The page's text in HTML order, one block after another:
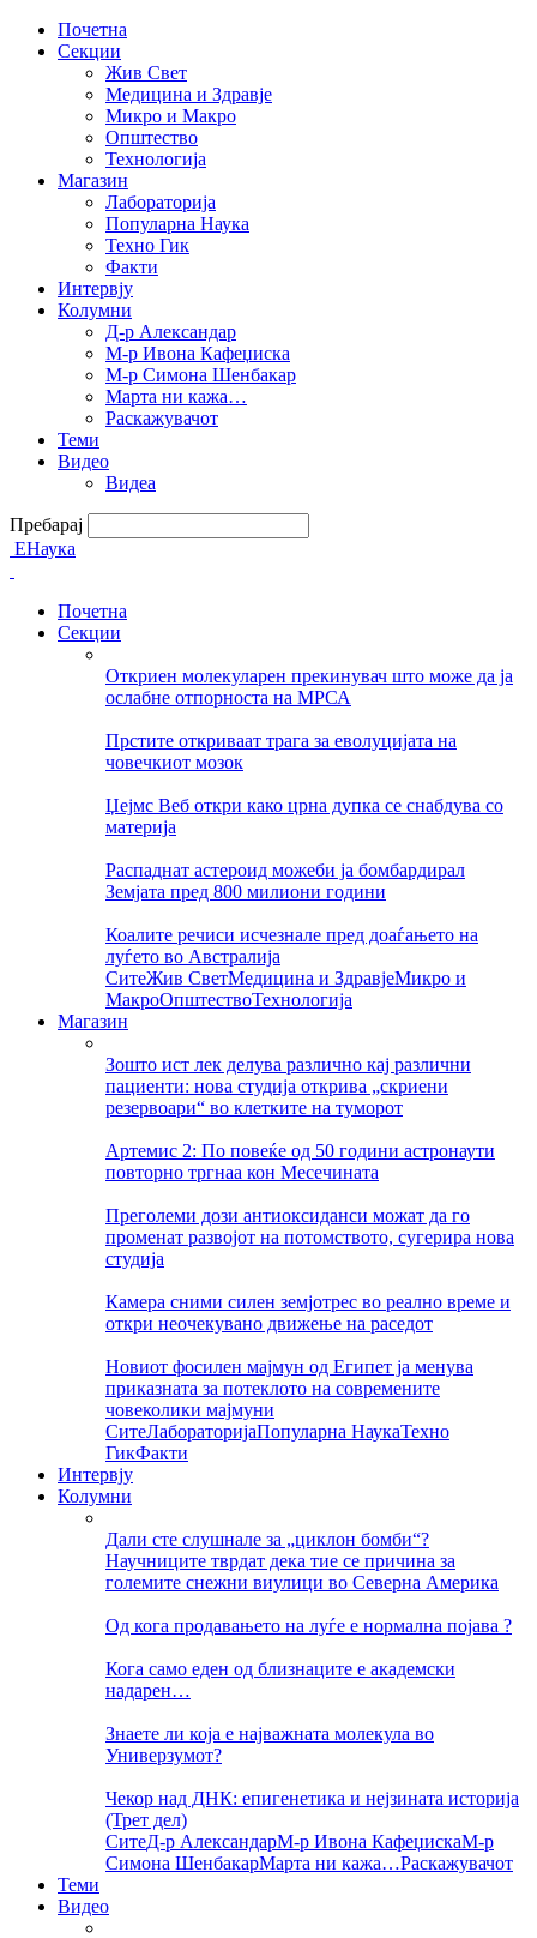
Почетна
Секции
Жив Свет
Медицина и Здравје
Микро и Макро
Општество
Технологија
Магазин
Лабораторија
Популарна Наука
Техно Гик
Факти
Интервју
Колумни
Д-р Александар
М-р Ивона Кафеџиска
М-р Симона Шенбакар
Марта ни кажа…
Раскажувачот
Теми
Видео
Видеа
Пребарај
ЕНаука
Почетна
Секции
Откриен молекуларен прекинувач што може да ја
ослабне отпорноста на МРСА
Прстите откриваат трага за еволуцијата на
човечкиот мозок
Џејмс Веб откри како црна дупка се снабдува со
материја
Распаднат астероид можеби ја бомбардирал
Земјата пред 800 милиони години
Коалите речиси исчезнале пред доаѓањето на
луѓето во Австралија
СитеЖив СветМедицина и ЗдравјеМикро и
МакроОпштествоТехнологија
Магазин
Зошто ист лек делува различно кај различни
пациенти: нова студија открива „скриени
резервоари“ во клетките на туморот
Артемис 2: По повеќе од 50 години астронаути
повторно тргнаа кон Месечината
Преголеми дози антиоксиданси можат да го
променат развојот на потомството, сугерира нова
студија
Камера сними силен земјотрес во реално време и
откри неочекувано движење на раседот
Новиот фосилен мајмун од Египет ја менува
приказната за потеклото на современите
човеколики мајмуни
СитеЛабораторијаПопуларна НаукаТехно
ГикФакти
Интервју
Колумни
Дали сте слушнале за „циклон бомби“?
Научниците тврдат дека тие се причина за
големите снежни виулици во Северна Америка
Од кога продавањето на луѓе е нормална појава ?
Кога само еден од близнаците е академски
надарен…
Знаете ли која е најважната молекула во
Универзумот?
Чекор над ДНК: епигенетика и нејзината историја
(Трет дел)
СитеД-р АлександарМ-р Ивона КафеџискаМ-р
Симона ШенбакарМарта ни кажа…Раскажувачот
Теми
Видео